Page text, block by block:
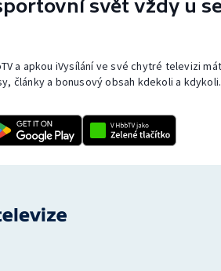
svět vždy u
a apkou iVysílání ve své chytré televizi
články a bonusový obsah kdekoli a kdykoli.